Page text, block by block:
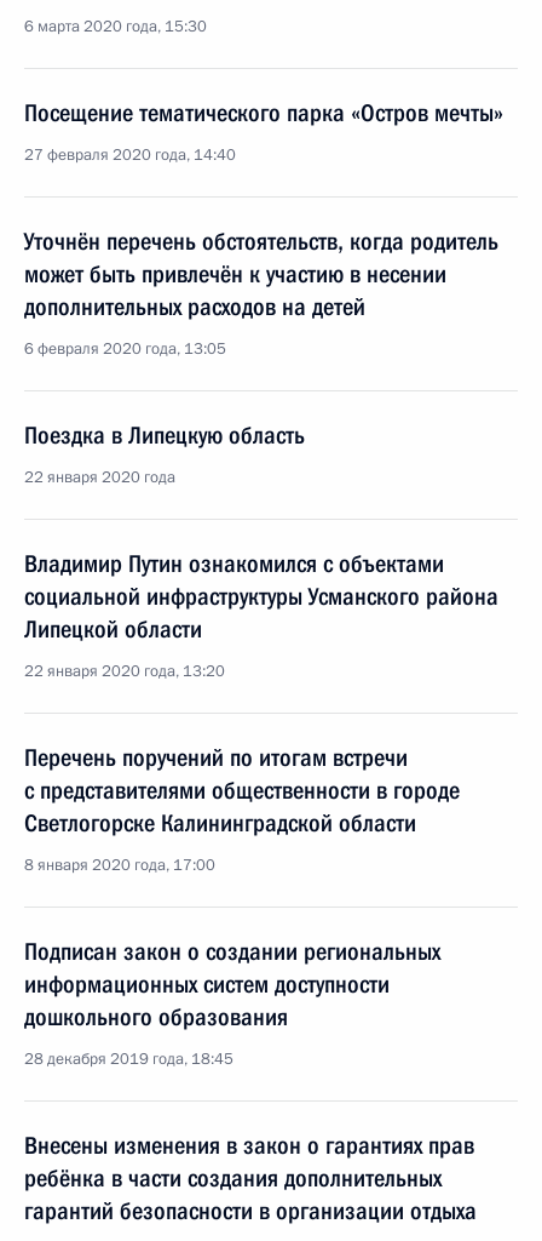
6 марта 2020 года, 15:30
Посещение тематического парка «Остров мечты»
27 февраля 2020 года, 14:40
Уточнён перечень обстоятельств, когда родитель
может быть привлечён к участию в несении
дополнительных расходов на детей
6 февраля 2020 года, 13:05
Поездка в Липецкую область
22 января 2020 года
Владимир Путин ознакомился с объектами
социальной инфраструктуры Усманского района
Липецкой области
22 января 2020 года, 13:20
Перечень поручений по итогам встречи
с представителями общественности в городе
Светлогорске Калининградской области
8 января 2020 года, 17:00
Подписан закон о создании региональных
информационных систем доступности
дошкольного образования
28 декабря 2019 года, 18:45
Внесены изменения в закон о гарантиях прав
ребёнка в части создания дополнительных
гарантий безопасности в организации отдыха